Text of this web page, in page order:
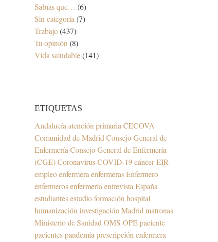
Sabías que… (6)
Sin categoría (7)
Trabajo(437)
Tu opinión (8)
Vida saludable(141)
ETIQUETAS
Andalucía atención primaria CECOVA
Comunidad de Madrid Consejo General de
Enfermería Consejo General de Enfermería
(CGE)CoronavirusCOVID-19cáncerEIR
empleoenfermera enfermerasEnfermero
enfermerosenfermería entrevista España
estudiantesestudioformación hospital
humanización investigación Madrid matronas
Ministerio de Sanidad OMS OPEpaciente
pacientespandemia prescripción enfermera